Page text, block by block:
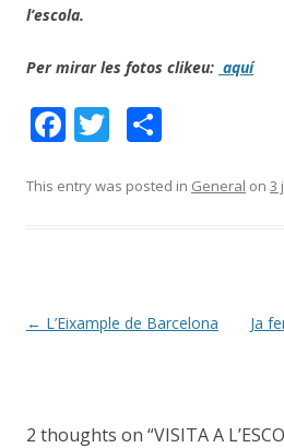
l’escola.
Per mirar les fotos clikeu: aquí
F
e
k
T
itt m
ix
This entry was posted in General on 3
Post
← L’Eixample de Barcelona
Ja
2 thoughts on “VISITA A